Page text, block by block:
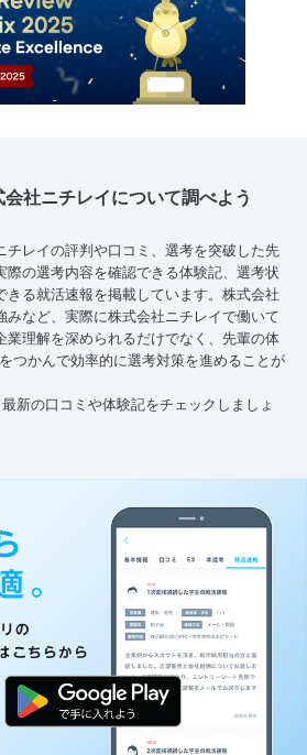
社ニチレイについて調べよう
チレイの評判や口コミ、選考を突破した先
の選考内容を確認できる体験記、選考状
る就活速報を掲載しています。株式会社
みなど、実際に株式会社ニチレイで働いて
業理解を深められるだけでなく、先輩の体
つかんで効率的に選考対策を進めることが
新の口コミや体験記をチェックしましょ